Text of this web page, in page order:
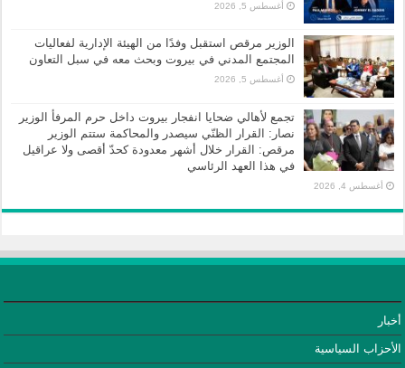
أغسطس 5, 2026
الوزير مرقص استقبل وفدًا من الهيئة الإدارية لفعاليات
المجتمع المدني في بيروت وبحث معه في سبل التعاون
أغسطس 5, 2026
تجمع لأهالي ضحايا انفجار بيروت داخل حرم المرفأ الوزير
نصار: القرار الظنّي سيصدر والمحاكمة ستتم الوزير
مرقص: القرار خلال أشهر معدودة كحدّ أقصى ولا عراقيل
في هذا العهد الرئاسي
أغسطس 4, 2026
أخبار
الأحزاب السياسية